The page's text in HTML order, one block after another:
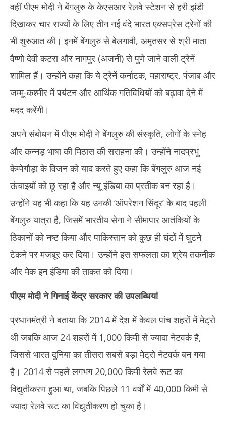
वहीं पीएम मोदी ने बेंगलुरु के केएसआर रेलवे स्टेशन से हरी झंडी
दिखाकर चार राज्यों के लिए तीन नई वंदे भारत एक्सप्रेस ट्रेनों की
भी शुरुआत की। इनमें बेंगलुरु से बेलगावी, अमृतसर से श्री माता
वैष्णो देवी कटरा और नागपुर (अजनी) से पुणे जाने वाली ट्रेनें
शामिल हैं। उन्होंने कहा कि ये ट्रेनें कर्नाटक, महाराष्ट्र, पंजाब और
जम्मू-कश्मीर में पर्यटन और आर्थिक गतिविधियों को बढ़ावा देने में
मदद करेंगी।
अपने संबोधन में पीएम मोदी ने बेंगलुरु की संस्कृति, लोगों के स्नेह
और कन्नड़ भाषा की मिठास की सराहना की। उन्होंने नादप्रभु
केम्पेगौड़ा के विजन को याद करते हुए कहा कि बेंगलुरु आज नई
ऊंचाइयों को छू रहा है और न्यू इंडिया का प्रतीक बन रहा है।
उन्होंने यह भी कहा कि यह उनकी ‘ऑपरेशन सिंदूर’ के बाद पहली
बेंगलुरु यात्रा है, जिसमें भारतीय सेना ने सीमापार आतंकियों के
ठिकानों को नष्ट किया और पाकिस्तान को कुछ ही घंटों में घुटने
टेकने पर मजबूर कर दिया। उन्होंने इस सफलता का श्रेय तकनीक
और मेक इन इंडिया की ताकत को दिया।
पीएम मोदी ने गिनाई केंद्र सरकार की उपलब्धियां
प्रधानमंत्री ने बताया कि 2014 में देश में केवल पांच शहरों में मेट्रो
थी जबकि आज 24 शहरों में 1,000 किमी से ज्यादा नेटवर्क है,
जिससे भारत दुनिया का तीसरा सबसे बड़ा मेट्रो नेटवर्क बन गया
है। 2014 से पहले लगभग 20,000 किमी रेलवे रूट का
विद्युतीकरण हुआ था, जबकि पिछले 11 वर्षों में 40,000 किमी से
ज्यादा रेलवे रूट का विद्युतीकरण हो चुका है।